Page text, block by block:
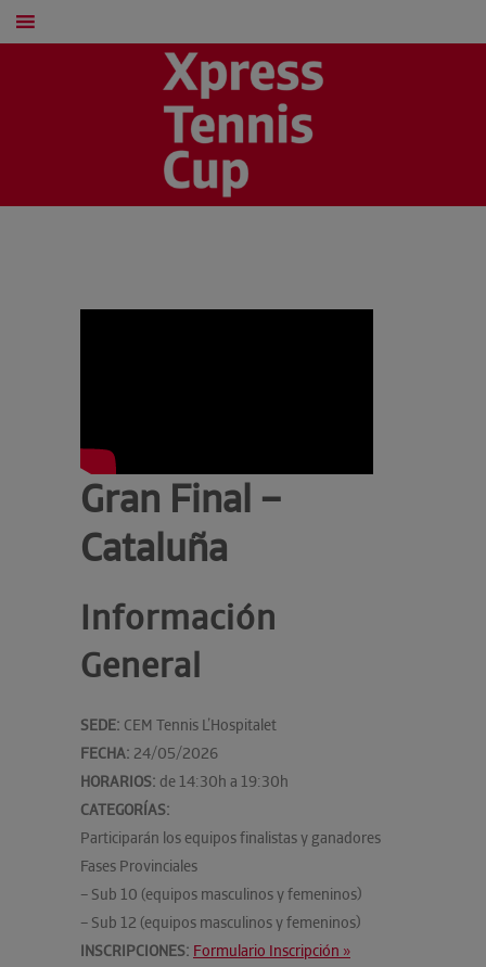
Gran Final –
Cataluña
Información
General
SEDE: CEM Tennis L’Hospitalet
FECHA: 24/05/2026
HORARIOS: de 14:30h a 19:30h
CATEGORÍAS:
Participarán los equipos finalistas y ganadores
Fases Provinciales
– Sub 10 (equipos masculinos y femeninos)
– Sub 12 (equipos masculinos y femeninos)
INSCRIPCIONES: Formulario Inscripción »